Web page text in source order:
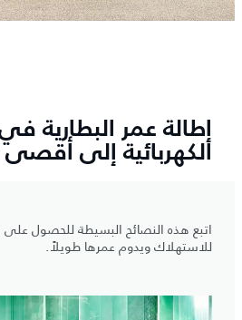
إطالة عمر البطارية
الكهربائية إلى
اتبع هذه النصائح البسيطة للحصول على
للاستهلاك ويدوم عمرها طويلاً.